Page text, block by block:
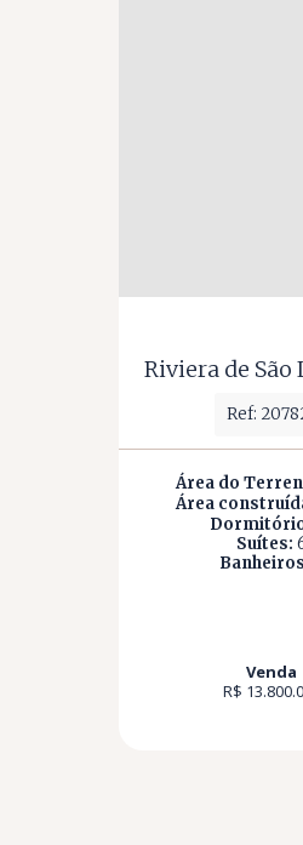
Riviera de São
Ref:
Área do
Área
Suítes:
Venda
R$